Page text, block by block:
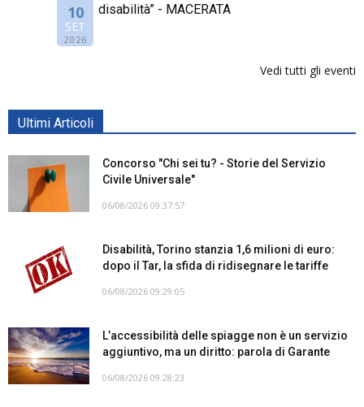
10
SET
2026
disabilità” - MACERATA
Vedi tutti gli eventi
Ultimi Articoli
Concorso "Chi sei tu? - Storie del Servizio
Civile Universale"
06/08/2026 09:37:57
Disabilità, Torino stanzia 1,6 milioni di euro:
dopo il Tar, la sfida di ridisegnare le tariffe
06/08/2026 09:29:05
L’accessibilità delle spiagge non è un servizio
aggiuntivo, ma un diritto: parola di Garante
06/08/2026 09:28:23